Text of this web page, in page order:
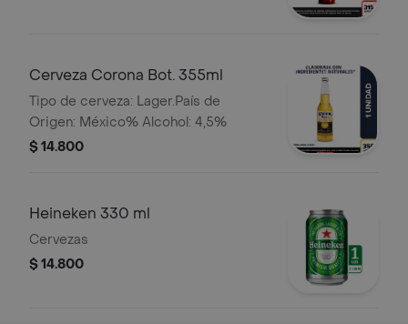
Cerveza Corona Bot. 355ml
Tipo de cerveza: Lager.País de
Origen: México% Alcohol: 4,5%
$ 14.800
Heineken 330 ml
Cervezas
$ 14.800